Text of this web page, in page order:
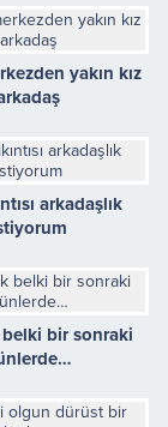
yakın kız
arkadaşlık
bir sonraki